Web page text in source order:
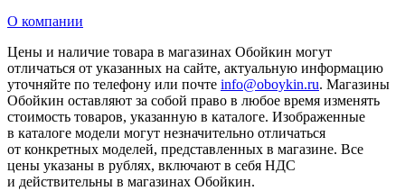
О компании
Цены и наличие товара в магазинах Обойкин могут
отличаться от указанных на сайте, актуальную информацию
уточняйте по телефону или почте info@oboykin.ru. Магазины
Обойкин оставляют за собой право в любое время изменять
стоимость товаров, указанную в каталоге. Изображенные
в каталоге модели могут незначительно отличаться
от конкретных моделей, представленных в магазине. Все
цены указаны в рублях, включают в себя НДС
и действительны в магазинах Обойкин.